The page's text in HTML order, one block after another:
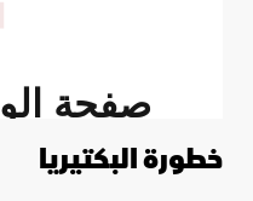
خطورة البكتيريا